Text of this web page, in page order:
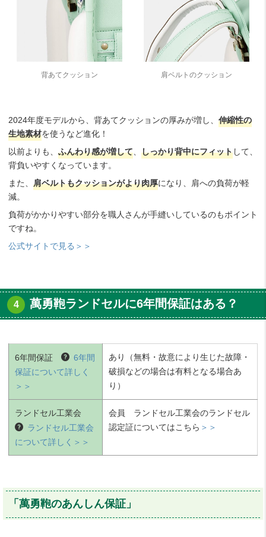
背あてクッション 肩ベルトのクッション
2024年度モデルから、背あてクッションの厚みが増し、 伸縮性の
生地素材を使うなど進化！
以前よりも、 ふんわり感が増して、 しっかり背中にフィットして、
背負いやすくなっています。
また、 肩ベルトもクッションがより肉厚になり、肩への負荷が軽
減。
負荷がかかりやすい部分を職人さんが手縫いしているのもポイント
ですね。
公式サイトで見る＞＞
萬勇鞄ランドセルに6年間保証はある？
6年間保証
6年間
保証について詳しく
＞＞
あり（無料・故意により生じた故障・
破損などの場合は有料となる場合あ
り）
ランドセル工業会
ランドセル工業会
について詳しく＞＞
会員 ランドセル工業会のランドセル
認定証についてはこちら ＞＞
「萬勇鞄のあんしん保証」